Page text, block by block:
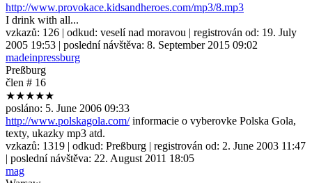
http://www.provokace.kidsandheroes.com/mp3/8.mp3
I drink with all...
vzkazů: 126 | odkud: veselí nad moravou | registrován od: 19. July
2005 19:53 | poslední návštěva: 8. September 2015 09:02
madeinpressburg
Preßburg
člen # 16
★★★★★
posláno: 5. June 2006 09:33
http://www.polskagola.com/informacie o vyberovke Polska Gola,
texty, ukazky mp3 atd.
vzkazů: 1319 | odkud: Preßburg | registrován od: 2. June 2003 11:47
| poslední návštěva: 22. August 2011 18:05
mag